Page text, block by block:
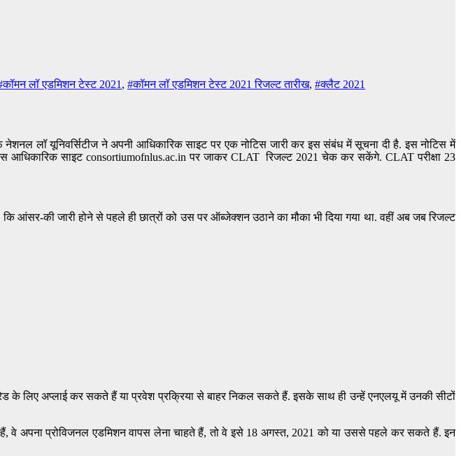
लॉ एडमिशन टेस्ट 2021, #कॉमन लॉ एडमिशन टेस्ट 2021 रिजल्ट तारीख, #क्लैट 2021
लॉ यूनिवर्सिटीज ने अपनी आधिकारिक साइट पर एक नोटिस जारी कर इस संबंध में सूचना दी है. इस नोटिस में
साइट consortiumofnlus.ac.in पर जाकर CLAT रिजल्ट 2021 चेक कर सकेंगे. CLAT परीक्षा 23
आंसर-की जारी होने से पहले ही छात्रों को उस पर ऑब्जेक्शन उठाने का मौका भी दिया गया था. वहीं अब जब रिजल्ट
के लिए अप्लाई कर सकते हैं या प्रवेश प्रक्रिया से बाहर निकल सकते हैं. इसके साथ ही उन्हें एनएलयू में उनकी सीटों
हैं, वे अपना प्रोविजनल एडमिशन वापस लेना चाहते हैं, तो वे इसे 18 अगस्त, 2021 को या उससे पहले कर सकते हैं. इन